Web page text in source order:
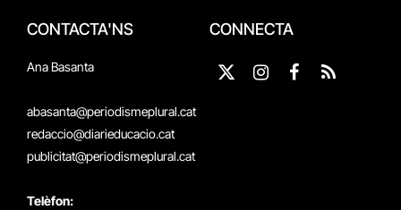
CONTACTA'NS
Ana Basanta
abasanta@periodismeplural.cat
redaccio@diarieducacio.cat
publicitat@periodismeplural.cat
Telèfon:
CONNECTA
X
Instagram
Facebook
RSS